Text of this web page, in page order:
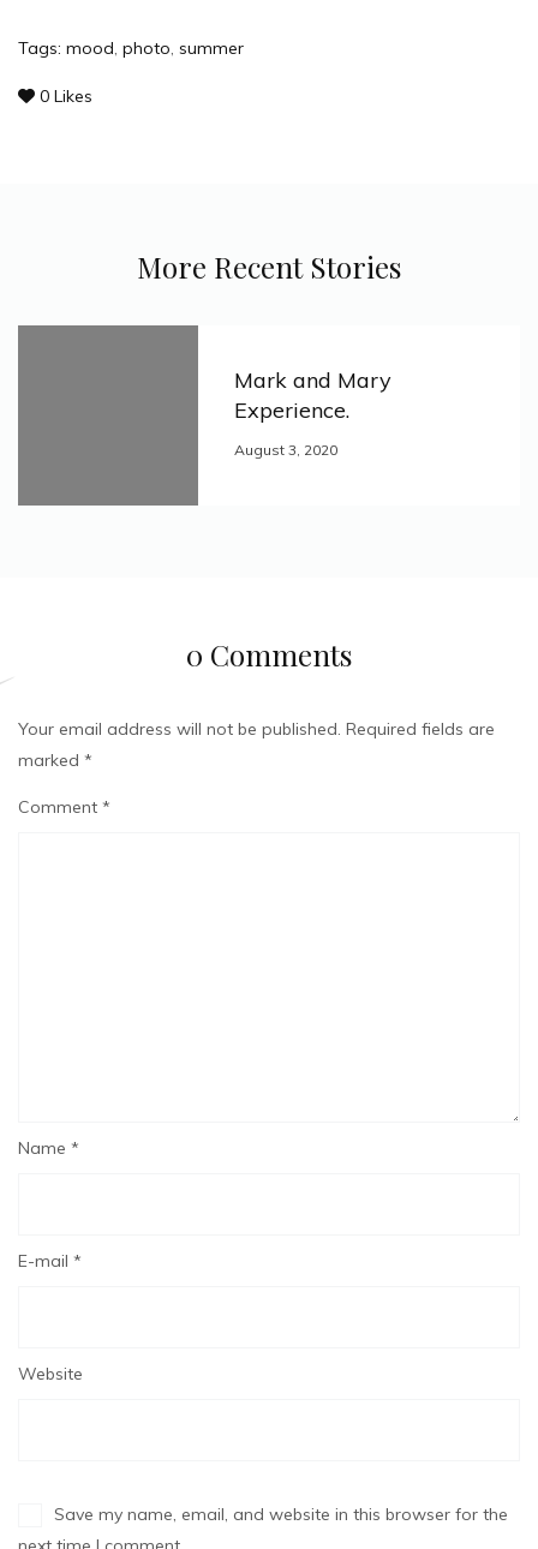
Tags: mood, photo, summer
0 Likes
More Recent Stories
Mark and Mary
Experience.
August 3, 2020
0 Comments
Your email address will not be published. Required fields are
marked *
Comment *
Name *
E-mail *
Website
Save my name, email, and website in this browser for the